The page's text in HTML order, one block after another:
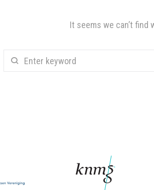
It seems we can’t find